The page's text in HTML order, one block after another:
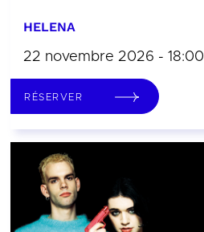
HELENA
22 novembre 2026 - 18:00
RÉSERVER